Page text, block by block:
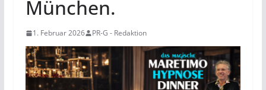
München.
1. Februar 2026 PR-G - Redaktion